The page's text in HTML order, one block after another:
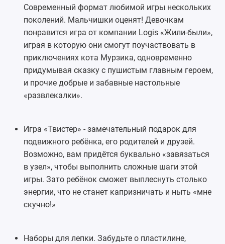
Современный формат любимой игры нескольких
поколений. Мальчишки оценят! Девочкам
понравится игра от компании Logis «Жили-были»,
играя в которую они смогут поучаствовать в
приключениях кота Мурзика, одновременно
придумывая сказку с пушистым главным героем,
и прочие добрые и забавные настольные
«развлекалки».
Игра «Твистер» - замечательный подарок для
подвижного ребёнка, его родителей и друзей.
Возможно, вам придётся буквально «завязаться
в узел», чтобы выполнить сложные шаги этой
игры. Зато ребёнок сможет выплеснуть столько
энергии, что не станет капризничать и ныть «мне
скучно!»
Наборы для лепки. Забудьте о пластилине,